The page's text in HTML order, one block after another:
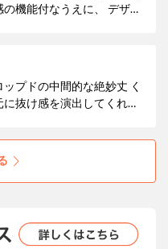
機能付なうえに、 デザイ
プドの中間的な絶妙丈 く
抜け感を演出してくれる